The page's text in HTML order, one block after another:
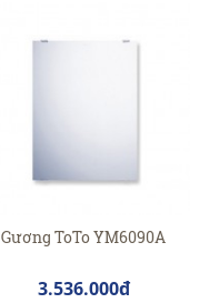
Gương ToTo YM6090A
3.536.000đ